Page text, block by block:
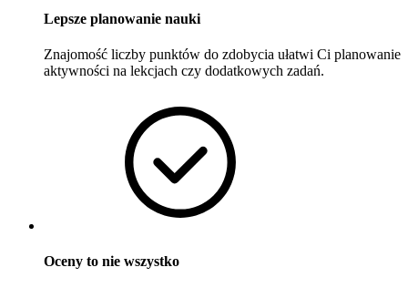
Lepsze planowanie nauki
Znajomość liczby punktów do zdobycia ułatwi Ci planowanie
aktywności na lekcjach czy dodatkowych zadań.
Oceny to nie wszystko